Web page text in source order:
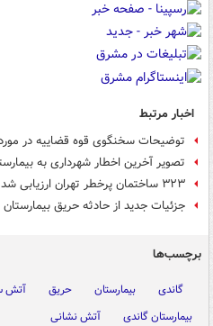
اخبار مرتبط
توضیحات سخنگوی قوه قضاییه در
تصویر آخرین اخطار شهرداری به
۳۲۳ ساختمان پرخطر تهران ارزیابی شد
جزئیات جدید از حادثه حریق
برچسب‌ها
گاندی بیمارستان حریق آتش
بیمارستان گاندی
آتش نشانی